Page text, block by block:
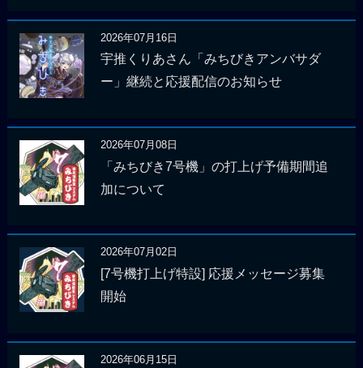
2026年07月16日
宇推くりあさん「みちびきアンバサダ
ー」継続と応援配信のお知らせ
2026年07月08日
「みちびき7号機」の打上げ予備期間追
加について
2026年07月02日
[7号機打上げ特設] 応援メッセージ募集
開始
2026年06月15日